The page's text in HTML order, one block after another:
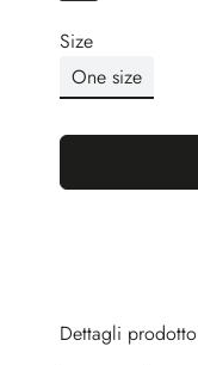
Size
One size
Dettagli prodotto